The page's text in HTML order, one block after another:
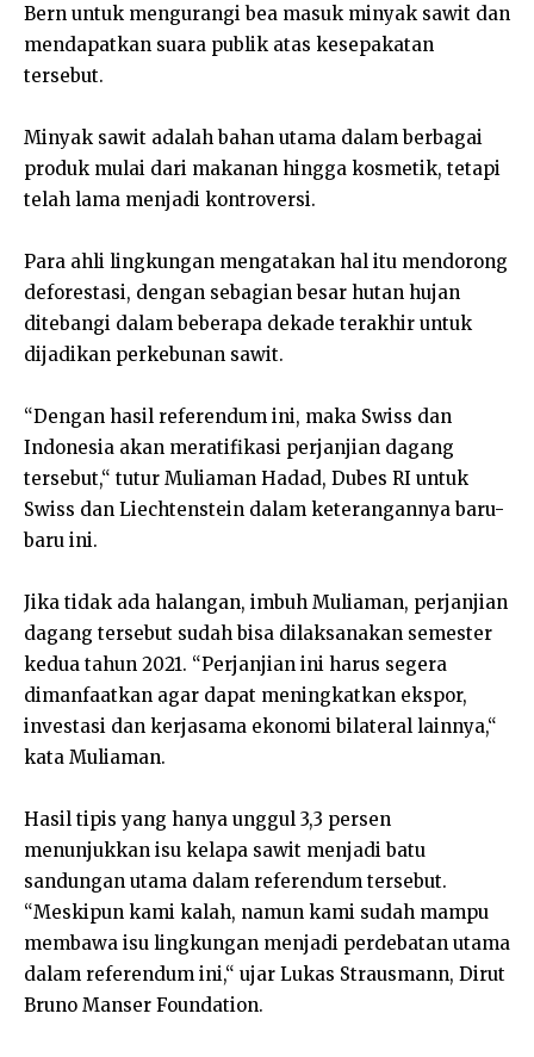
Bern untuk mengurangi bea masuk minyak sawit dan
mendapatkan suara publik atas kesepakatan
tersebut.
Minyak sawit adalah bahan utama dalam berbagai
produk mulai dari makanan hingga kosmetik, tetapi
telah lama menjadi kontroversi.
Para ahli lingkungan mengatakan hal itu mendorong
deforestasi, dengan sebagian besar hutan hujan
ditebangi dalam beberapa dekade terakhir untuk
dijadikan perkebunan sawit.
“Dengan hasil referendum ini, maka Swiss dan
Indonesia akan meratifikasi perjanjian dagang
tersebut,“ tutur Muliaman Hadad, Dubes RI untuk
Swiss dan Liechtenstein dalam keterangannya baru-
baru ini.
Jika tidak ada halangan, imbuh Muliaman, perjanjian
dagang tersebut sudah bisa dilaksanakan semester
kedua tahun 2021. “Perjanjian ini harus segera
dimanfaatkan agar dapat meningkatkan ekspor,
investasi dan kerjasama ekonomi bilateral lainnya,“
kata Muliaman.
Hasil tipis yang hanya unggul 3,3 persen
menunjukkan isu kelapa sawit menjadi batu
sandungan utama dalam referendum tersebut.
“Meskipun kami kalah, namun kami sudah mampu
membawa isu lingkungan menjadi perdebatan utama
dalam referendum ini,“ ujar Lukas Strausmann, Dirut
Bruno Manser Foundation.